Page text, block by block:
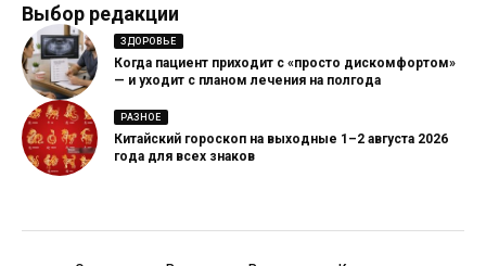
Выбор редакции
ЗДОРОВЬЕ
Когда пациент приходит с «просто дискомфортом»
— и уходит с планом лечения на полгода
РАЗНОЕ
Китайский гороскоп на выходные 1–2 августа 2026
года для всех знаков